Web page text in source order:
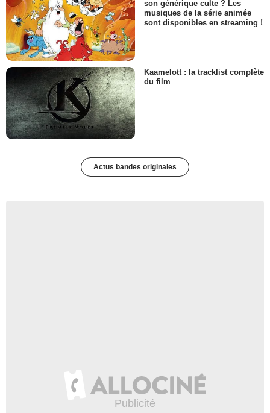
son générique culte ? Les
musiques de la série animée
sont disponibles en streaming !
Kaamelott : la tracklist complète
du film
Actus bandes originales